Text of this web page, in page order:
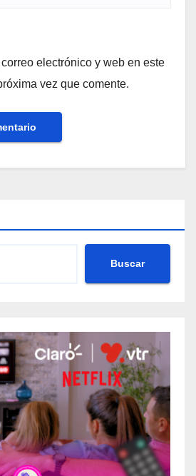
electrónico y web en este
vez que comente.
Buscar